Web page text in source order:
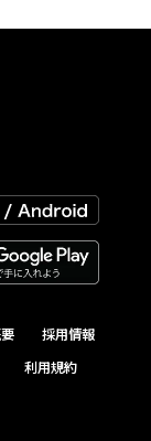
採用情報
利用規約